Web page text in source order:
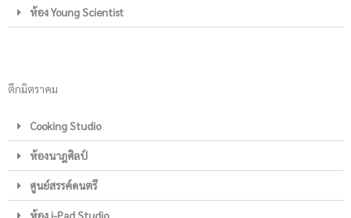
ห้อง Young Scientist
ตึกมิตราคม
Cooking Studio
ห้องนาฎศิลป์
ศูนย์สรรค์ดนตรี
ห้อง i-Pad Studio